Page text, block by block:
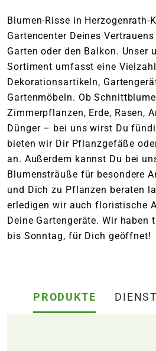
Blumen-Risse in Herzogen­rath-
Gartencenter Deines
Garten oder den Balkon. Unser
Sortiment umfasst eine
Dekorationsartikeln,
Gartenmöbeln. Ob
Zimmerpflanzen, Erde, Rasen,
Dünger – bei uns wirst Du
bieten wir Dir Pflanzgefäße
an. Außerdem kannst Du bei
Blumensträuße für besondere
und Dich zu Pflanzen beraten
erledigen wir auch floristische
Deine Gartengeräte. Wir haben
bis Sonntag, für Dich geöffnet!
PRODUKTE